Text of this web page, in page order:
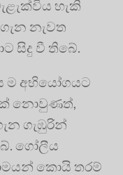
හැකි
නැවත
සිදු වී තිබේ.
ම අභියෝගයට
නොවුණත්,
ගැඹුරින්
ගෝලීය
කොයි තරම්